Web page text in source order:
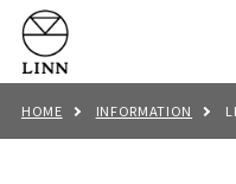
HOME INFORMATION